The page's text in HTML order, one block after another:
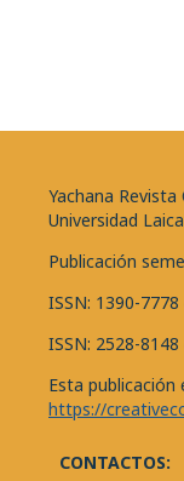
Yachana
Universidad
Publicación
ISSN: 1390-
ISSN: 2528-
Esta publicación
https://
CONTACTOS: